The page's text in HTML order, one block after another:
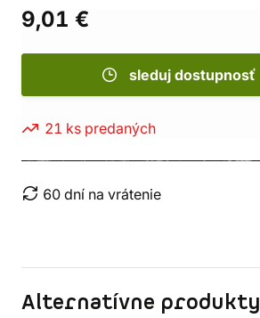
9,01 €
sleduj dostupnosť
21 ks predaných
60 dní na vrátenie
Alternatívne produkty